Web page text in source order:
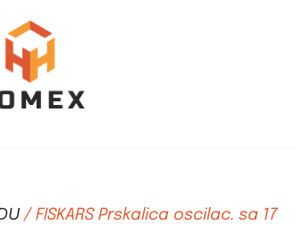
/ FISKARS Prskalica oscilac. sa 17